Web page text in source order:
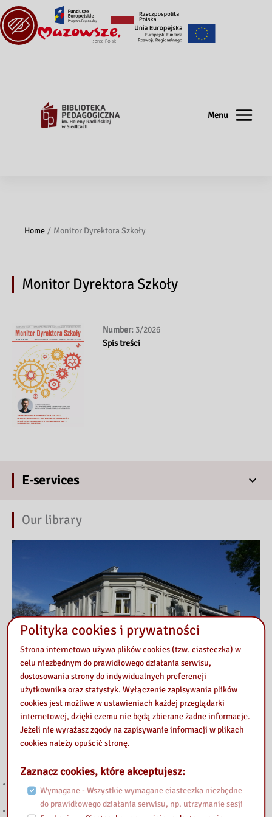
Menu
Home Monitor Dyrektora Szkoły
Monitor Dyrektora Szkoły
Number: 3/2026
Spis treści
E-services
Our library
Teakrzyk kamishibai – zajęcia dla uczniów ze Szkoły Podstawowej nr
6 w Siedlcach – 05.04.2022r.
Zwiedzamy bibliotekę, poznajemy katalog – zajęcia dla uczniów
Polityka cookies i prywatności
Strona internetowa używa plików cookies (tzw. ciasteczka) w
celu niezbędnym do prawidłowego działania serwisu,
dostosowania strony do indywidualnych preferencji
użytkownika oraz statystyk. Wyłączenie zapisywania plików
cookies jest możliwe w ustawieniach każdej przeglądarki
internetowej, dzięki czemu nie będą zbierane żadne informacje.
Jeżeli nie wyrażasz zgody na zapisywanie informacji w plikach
cookies należy opuścić stronę.
Zaznacz cookies, które akceptujesz:
Wymagane - Wszystkie wymagane ciasteczka niezbędne
do prawidłowego działania serwisu, np. utrzymanie sesji